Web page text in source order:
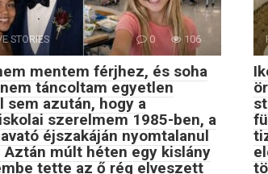
STORIES 0 106
mentem férjhez, és soha
táncoltam egyetlen
sem azután, hogy a
szerelmem 1985-ben, a
éjszakáján nyomtalanul
múlt héten egy kislány
tette az ő rég elveszett